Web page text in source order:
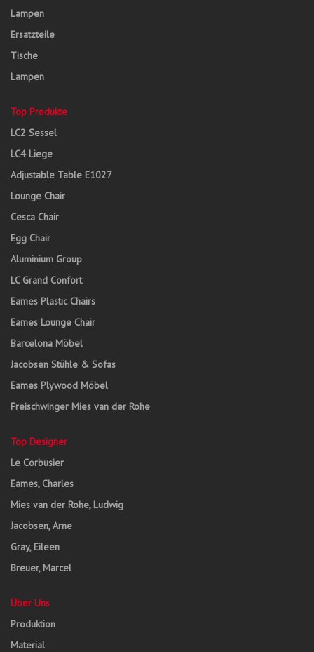
Lampen
Ersatzteile
Tische
Lampen
Top Produkte
LC2 Sessel
LC4 Liege
Adjustable Table E1027
Lounge Chair
Cesca Chair
Egg Chair
Aluminium Group
LC Grand Confort
Eames Plastic Chairs
Eames Lounge Chair
Barcelona Möbel
Jacobsen Stühle & Sofas
Eames Plywood Möbel
Freischwinger Mies van der Rohe
Top Designer
Le Corbusier
Eames, Charles
Mies van der Rohe, Ludwig
Jacobsen, Arne
Gray, Eileen
Breuer, Marcel
Über Uns
Produktion
Material